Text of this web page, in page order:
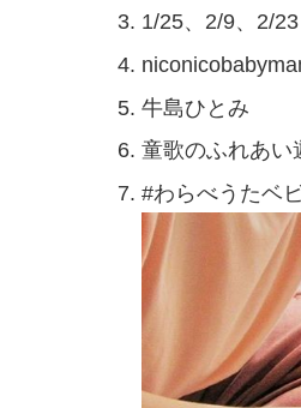
1/25、2/9、2/23
牛島ひとみ
童歌のふれあい
#わらべうたベ